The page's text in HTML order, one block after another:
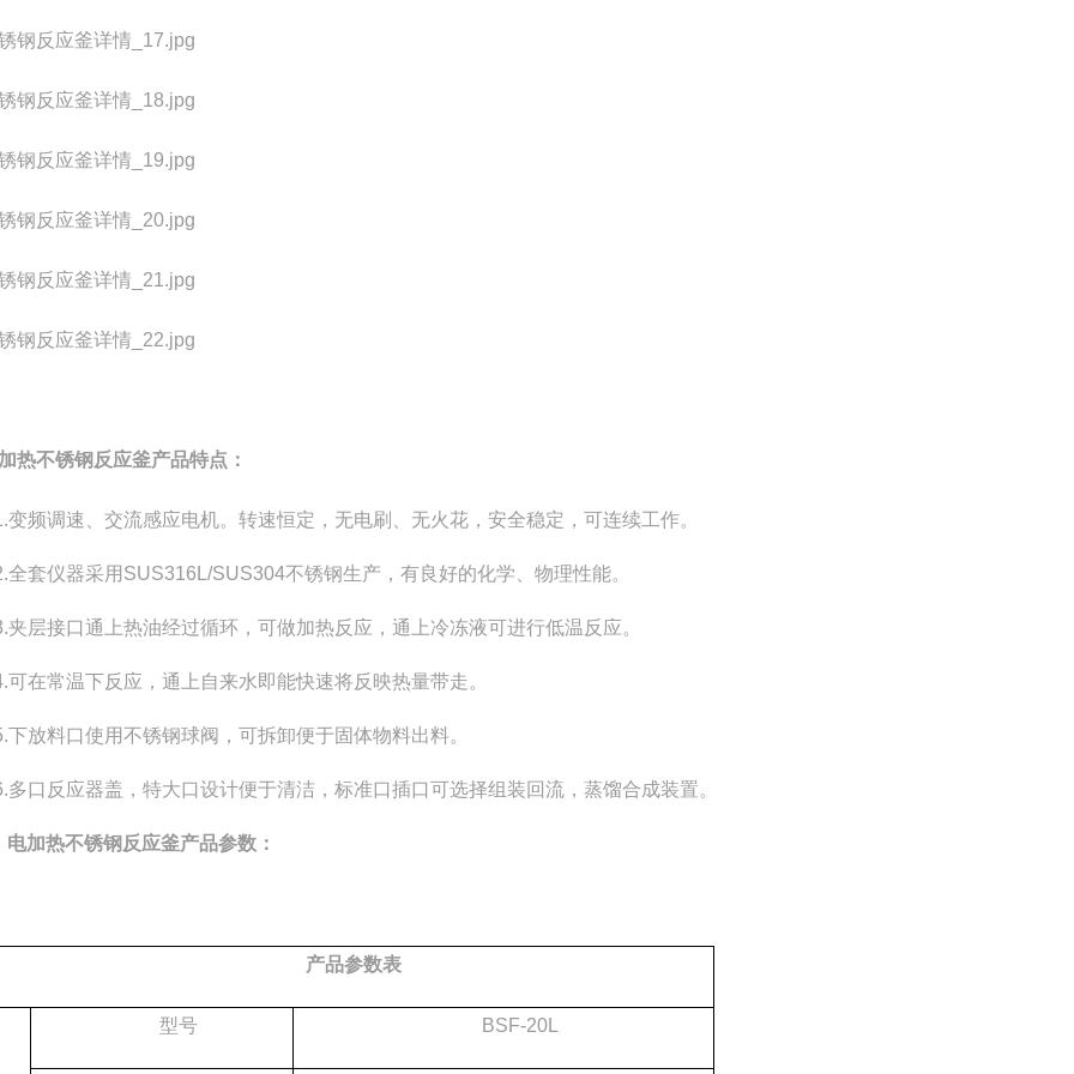
热不锈钢反应釜产品特点：
变频调速、交流感应电机。转速恒定，无电刷、无火花，安全稳定，可连续工作。
全套仪器采用 SUS316L/SUS304不锈钢生产，有良好的化学、物理性能。
夹层接口通上热油经过循环，可做加热反应，通上冷冻液可进行低温反应。
可在常温下反应，通上自来水即能快速将反映热量带走。
下放料口使用不锈钢球阀，可拆卸便于固体物料出料。
多 口反应器盖，特大口设计便于清洁，标准口插口可选择组装回流，蒸馏合成装置。
电加热不锈钢反应釜产品参数：
产品参数表
型号 BSF-20L